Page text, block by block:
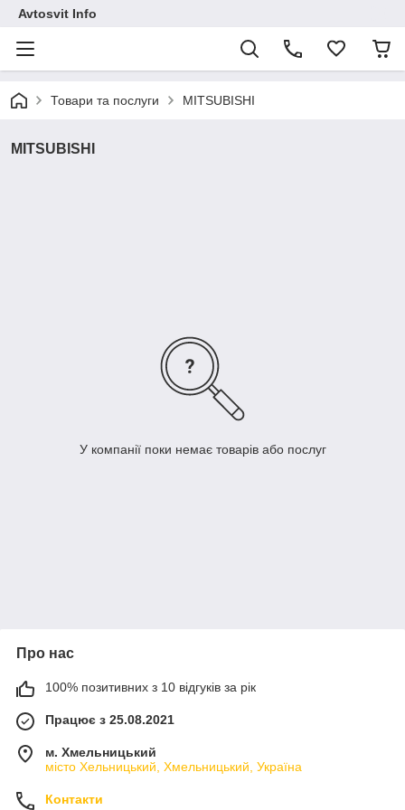
Avtosvit Info
Товари та послуги MITSUBISHI
MITSUBISHI
У компанії поки немає товарів або послуг
Про нас
100% позитивних з 10 відгуків за рік
Працює з 25.08.2021
м. Хмельницький
місто Хельницький, Хмельницький, Україна
Контакти